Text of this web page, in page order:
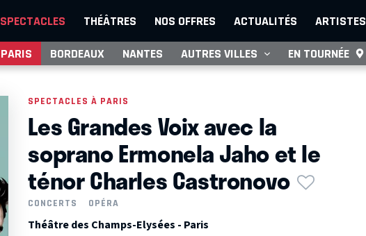
SPECTACLES THÉÂTRES NOS OFFRES ACTUALITÉS ARTISTES
PARIS BORDEAUX NANTES AUTRES VILLES EN TOURNÉE
SPECTACLES À PARIS
Les Grandes Voix avec la
soprano Ermonela Jaho et le
ténor Charles Castronovo
CONCERTS OPÉRA
Théâtre des Champs-Elysées - Paris